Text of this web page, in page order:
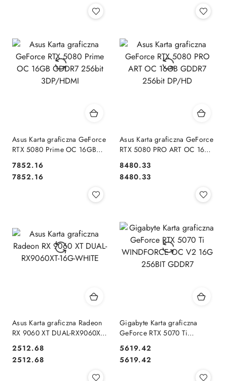
Asus Karta graficzna GeForce
RTX 5080 Prime OC 16GB
Cena:
7852.16
Cena:
7852.16
Asus Karta graficzna GeForce
RTX 5080 PRO ART OC 16GB
Cena:
8480.33
Cena:
8480.33
Asus Karta graficzna Radeon
RX 9060 XT DUAL-RX9060XT-
Cena:
2512.68
Cena:
2512.68
Gigabyte Karta graficzna
GeForce RTX 5070 Ti
256BIT GDDR7
Cena:
5619.42
Cena:
5619.42